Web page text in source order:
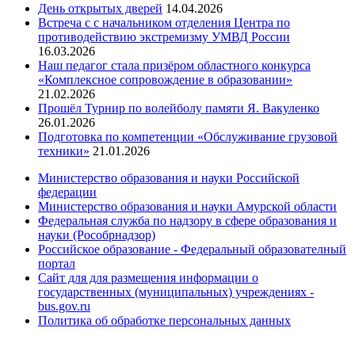
День открытых дверей 14.04.2026
Встреча с с начальником отделения Центра по
противодействию экстремизму УМВД России
16.03.2026
Наш педагог стала призёром областного конкурса
«Комплексное сопровождение в образовании»
21.02.2026
Прошёл Турнир по волейболу памяти Я. Вакуленко
26.01.2026
Подготовка по компетенции «Обслуживание грузовой
техники» 21.01.2026
Министерство образования и науки Российской
федерации
Министерство образования и науки Амурской области
Федеральная служба по надзору в сфере образования и
науки (Рособрнадзор)
Российское образование - Федеральный образователный
портал
Сайт для для размещения информации о
государственных (муниципальных) учреждениях -
bus.gov.ru
Политика об обработке персональных данных